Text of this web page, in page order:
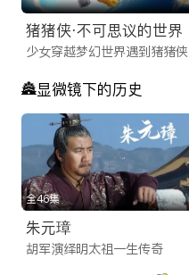
猪猪侠·不可思议的世界
少女穿越梦幻世界遇到猪猪侠
🏯显微镜下的历史
全46集
朱元璋
胡军演绎明太祖一生传奇